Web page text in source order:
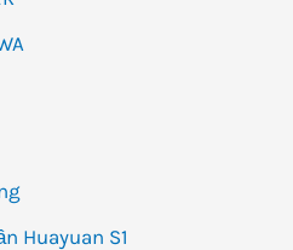
Huayuan S1